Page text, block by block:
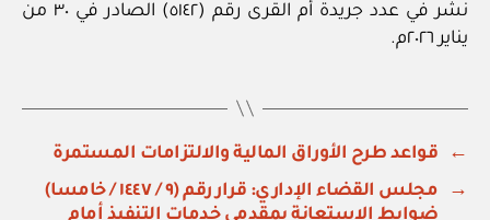
نشر في عدد جريدة أم القرى رقم (٥١٤٢) الصادر في ٣٠ من
يناير ٢٠٢٦م.
←
قواعد طرح الأوراق المالية والالتزامات المستمرة
→
مجلس القضاء الإداري: قرار رقم (٩ / ١٤٤٧ / خامسا)
ضوابط الاستعانة بمقدمي خدمات التنفيذ أمام